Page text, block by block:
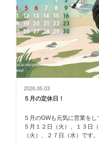
2026.05.03
５月の定休日！
５月のGWも元気に営業をしております！
５月１２日（火）、１３日